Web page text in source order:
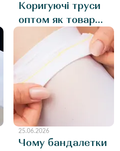
Коригуючі труси
оптом як товар
повторної
покупки: як
магазини
заробляють
даруючи
комфорт?
25.06.2026
Чому бандалетки